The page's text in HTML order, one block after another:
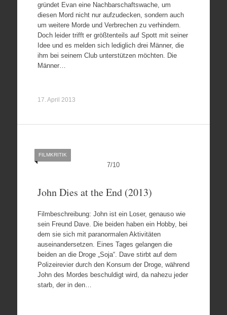
gründet Evan eine Nachbarschaftswache, um
diesen Mord nicht nur aufzudecken, sondern auch
um weitere Morde und Verbrechen zu verhindern.
Doch leider trifft er größtenteils auf Spott mit seiner
Idee und es melden sich lediglich drei Männer, die
ihm bei seinem Club unterstützen möchten. Die
Männer…
17. April 2013
7/10
FILMKRITIK
John Dies at the End (2013)
Filmbeschreibung: John ist ein Loser, genauso wie
sein Freund Dave. Die beiden haben ein Hobby, bei
dem sie sich mit paranormalen Aktivitäten
auseinandersetzen. Eines Tages gelangen die
beiden an die Droge „Soja“. Dave stirbt auf dem
Polizeirevier durch den Konsum der Droge, während
John des Mordes beschuldigt wird, da nahezu jeder
starb, der in den…